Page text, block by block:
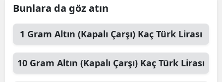
Bunlara da göz atın
1 Gram Altın (Kapalı Çarşı) Kaç Türk Lirası
10 Gram Altın (Kapalı Çarşı) Kaç Türk Lirası